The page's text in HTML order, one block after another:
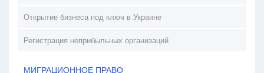
Открытие бизнеса под ключ в Украине
Регистрация неприбыльных организаций
МИГРАЦИОННОЕ ПРАВО